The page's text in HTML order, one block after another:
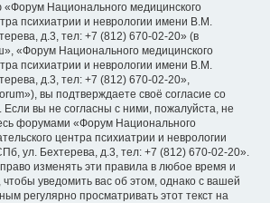
Национального медицинского
психиатрии и неврологии имени В.М.
д.3, тел: +7 (812) 670-02-20» (в
«Форум Национального медицинского
психиатрии и неврологии имени В.М.
д.3, тел: +7 (812) 670-02-20»,
вы подтверждаете своё согласие со
вы не согласны с ними, пожалуйста, не
форумами «Форум Национального
центра психиатрии и неврологии
ул. Бехтерева, д.3, тел: +7 (812) 670-02-20».
изменять эти правила в любое время и
уведомить вас об этом, однако с вашей
регулярно просматривать этот текст на